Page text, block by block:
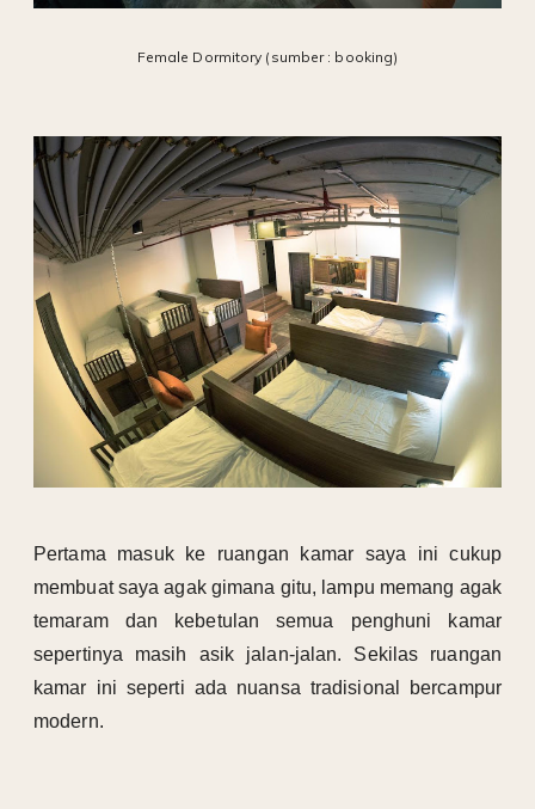
Female Dormitory (sumber : booking)
Pertama masuk ke ruangan kamar saya ini cukup
membuat saya agak gimana gitu, lampu memang agak
temaram dan kebetulan semua penghuni kamar
sepertinya masih asik jalan-jalan. Sekilas ruangan
kamar ini seperti ada nuansa tradisional bercampur
modern.